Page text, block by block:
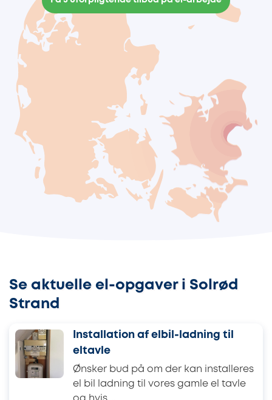
Se aktuelle el-opgaver i Solrød
Strand
Installation af elbil-ladning til
eltavle
Ønsker bud på om der kan installeres
el bil ladning til vores gamle el tavle